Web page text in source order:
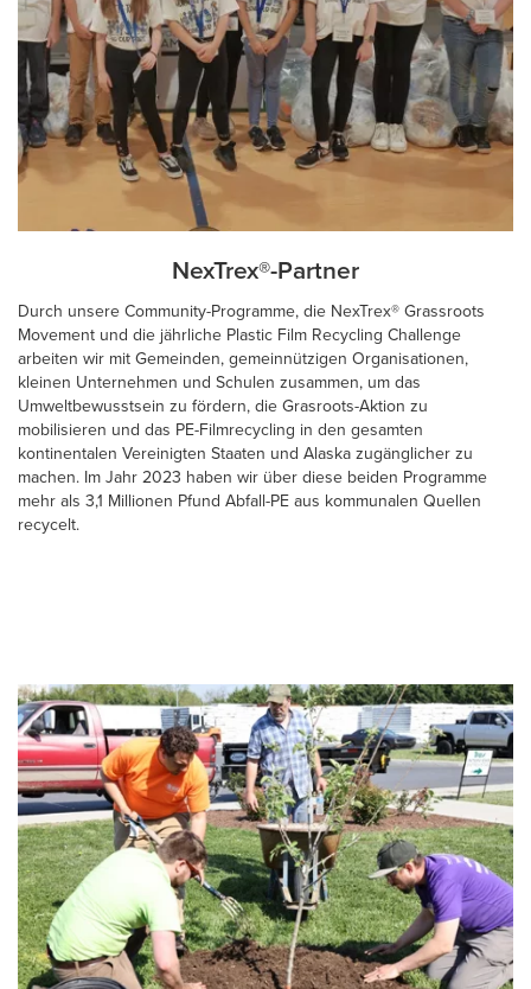
NexTrex®-Partner
Durch unsere Community-Programme, die NexTrex® Grassroots
Movement und die jährliche Plastic Film Recycling Challenge
arbeiten wir mit Gemeinden, gemeinnützigen Organisationen,
kleinen Unternehmen und Schulen zusammen, um das
Umweltbewusstsein zu fördern, die Grasroots-Aktion zu
mobilisieren und das PE-Filmrecycling in den gesamten
kontinentalen Vereinigten Staaten und Alaska zugänglicher zu
machen. Im Jahr 2023 haben wir über diese beiden Programme
mehr als 3,1 Millionen Pfund Abfall-PE aus kommunalen Quellen
recycelt.